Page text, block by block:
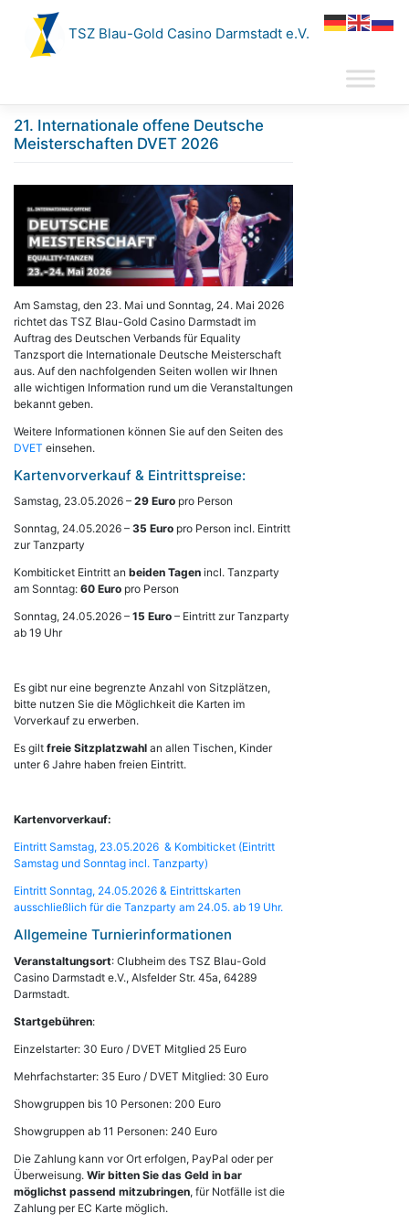
springen
TSZ Blau-Gold Casino Darmstadt e.V.
21. Internationale offene Deutsche
Meisterschaften DVET 2026
Am Samstag, den 23. Mai und Sonntag, 24. Mai 2026
richtet das TSZ Blau-Gold Casino Darmstadt im
Auftrag des Deutschen Verbands für Equality
Tanzsport die Internationale Deutsche Meisterschaft
aus. Auf den nachfolgenden Seiten wollen wir Ihnen
alle wichtigen Information rund um die Veranstaltungen
bekannt geben.
Weitere Informationen können Sie auf den Seiten des
DVET einsehen.
Kartenvorverkauf & Eintrittspreise:
Samstag, 23.05.2026 – 29 Euro pro Person
Sonntag, 24.05.2026 – 35 Euro pro Person incl. Eintritt
zur Tanzparty
Kombiticket Eintritt an beiden Tagen incl. Tanzparty
am Sonntag: 60 Euro pro Person
Sonntag, 24.05.2026 – 15 Euro – Eintritt zur Tanzparty
ab 19 Uhr
Es gibt nur eine begrenzte Anzahl von Sitzplätzen,
bitte nutzen Sie die Möglichkeit die Karten im
Vorverkauf zu erwerben.
Es gilt freie Sitzplatzwahl an allen Tischen, Kinder
unter 6 Jahre haben freien Eintritt.
Kartenvorverkauf:
Eintritt Samstag, 23.05.2026 & Kombiticket (Eintritt
Samstag und Sonntag incl. Tanzparty)
Eintritt Sonntag, 24.05.2026 & Eintrittskarten
ausschließlich für die Tanzparty am 24.05. ab 19 Uhr.
Allgemeine Turnierinformationen
Veranstaltungsort: Clubheim des TSZ Blau-Gold
Casino Darmstadt e.V., Alsfelder Str. 45a, 64289
Darmstadt.
Startgebühren:
Einzelstarter: 30 Euro / DVET Mitglied 25 Euro
Mehrfachstarter: 35 Euro / DVET Mitglied: 30 Euro
Showgruppen bis 10 Personen: 200 Euro
Showgruppen ab 11 Personen: 240 Euro
Die Zahlung kann vor Ort erfolgen, PayPal oder per
Überweisung. Wir bitten Sie das Geld in bar
möglichst passend mitzubringen, für Notfälle ist die
Zahlung per EC Karte möglich.